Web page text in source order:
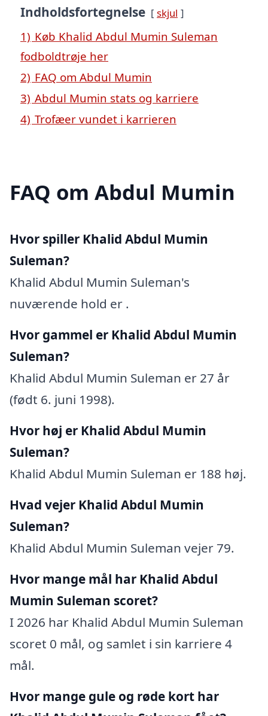
Indholdsfortegnelse skjul
1) Køb Khalid Abdul Mumin Suleman
fodboldtrøje her
2) FAQ om Abdul Mumin
3) Abdul Mumin stats og karriere
4) Trofæer vundet i karrieren
FAQ om Abdul Mumin
Hvor spiller Khalid Abdul Mumin
Suleman?
Khalid Abdul Mumin Suleman's
nuværende hold er .
Hvor gammel er Khalid Abdul Mumin
Suleman?
Khalid Abdul Mumin Suleman er 27 år
(født 6. juni 1998).
Hvor høj er Khalid Abdul Mumin
Suleman?
Khalid Abdul Mumin Suleman er 188 høj.
Hvad vejer Khalid Abdul Mumin
Suleman?
Khalid Abdul Mumin Suleman vejer 79.
Hvor mange mål har Khalid Abdul
Mumin Suleman scoret?
I 2026 har Khalid Abdul Mumin Suleman
scoret 0 mål, og samlet i sin karriere 4
mål.
Hvor mange gule og røde kort har